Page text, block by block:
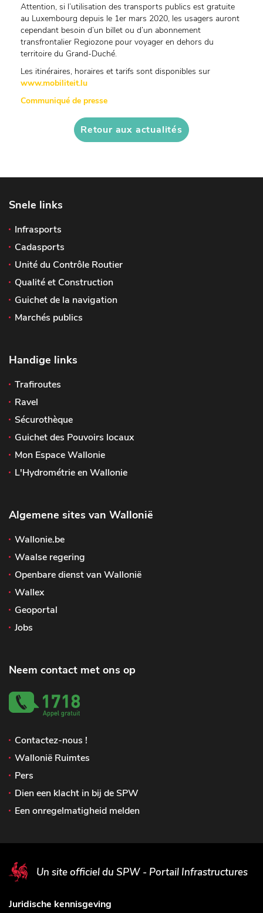
Attention, si l’utilisation des transports publics est gratuite
au Luxembourg depuis le 1er mars 2020, les usagers auront
cependant besoin d’un billet ou d’un abonnement
transfrontalier Regiozone pour voyager en dehors du
territoire du Grand-Duché.
Les itinéraires, horaires et tarifs sont disponibles sur
www.mobiliteit.lu
Communiqué de presse
Retour aux actualités
Snele links
Infrasports
Cadasports
Unité du Contrôle Routier
Qualité et Construction
Guichet de la navigation
Marchés publics
Handige links
Trafiroutes
Ravel
Sécurothèque
Guichet des Pouvoirs locaux
Mon Espace Wallonie
L'Hydrométrie en Wallonie
Algemene sites van Wallonië
Wallonie.be
Waalse regering
Openbare dienst van Wallonië
Wallex
Geoportal
Jobs
Neem contact met ons op
Contactez-nous !
Wallonië Ruimtes
Pers
Dien een klacht in bij de SPW
Een onregelmatigheid melden
Un site officiel du SPW - Portail Infrastructures
Juridische kennisgeving